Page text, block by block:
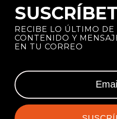
RECIBE LO ÚLTIMO DE
CONTENIDO Y
EN TU CORREO